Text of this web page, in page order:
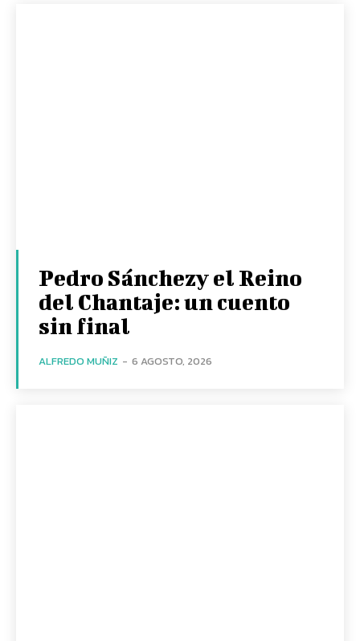
Pedro Sánchezy el Reino
del Chantaje: un cuento
sin final
ALFREDO MUÑIZ - 6 AGOSTO, 2026